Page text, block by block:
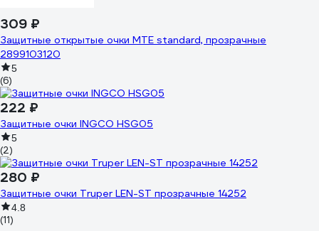
309 ₽
Защитные открытые очки MTE standard, прозрачные
2899103120
5
(6)
222 ₽
Защитные очки INGCO HSG05
5
(2)
280 ₽
Защитные очки Truper LEN-ST прозрачные 14252
4.8
(11)